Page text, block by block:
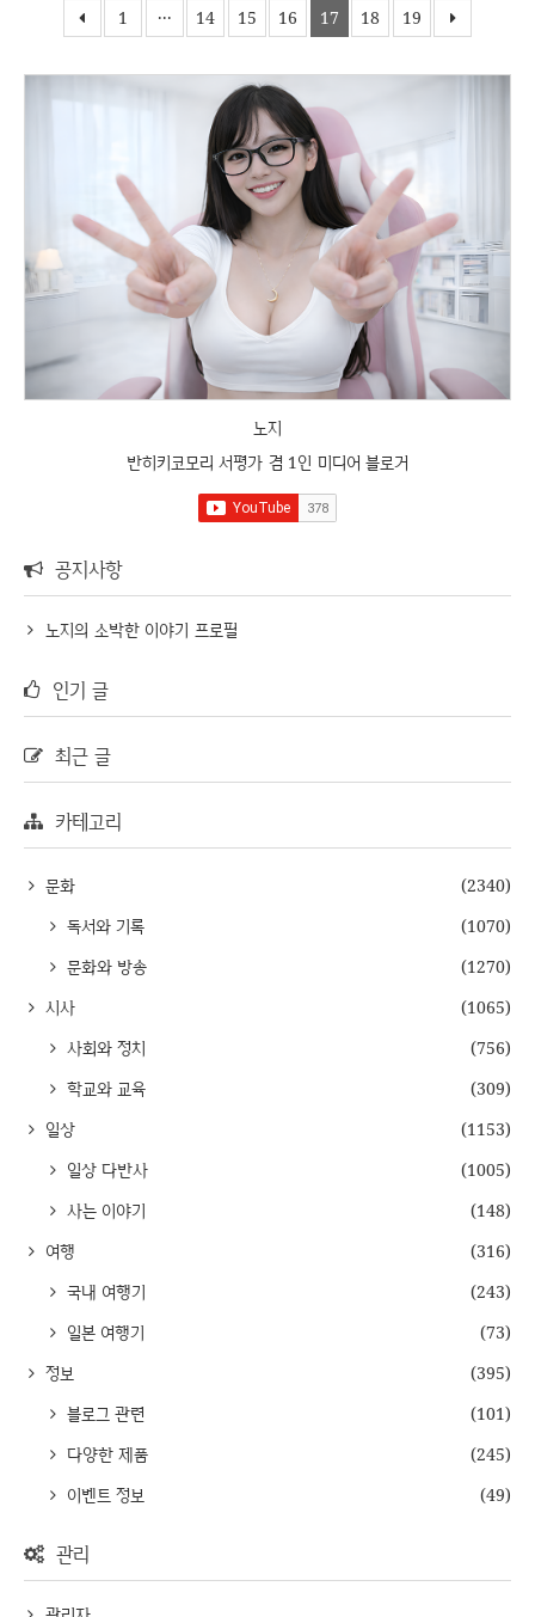
1 ··· 14 15 16 17 18 19
노지
반히키코모리 서평가 겸 1인 미디어 블로거
공지사항
노지의 소박한 이야기 프로필
인기 글
최근 글
카테고리
문화
(2340)
독서와 기록
(1070)
문화와 방송
(1270)
시사
(1065)
사회와 정치
(756)
학교와 교육
(309)
일상
(1153)
일상 다반사
(1005)
사는 이야기
(148)
여행
(316)
국내 여행기
(243)
일본 여행기
(73)
정보
(395)
블로그 관련
(101)
다양한 제품
(245)
이벤트 정보
(49)
관리